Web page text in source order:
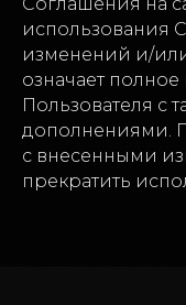
использования
изменений и/
означает
Пользователя с
дополнениями.
с внесенными
прекратить